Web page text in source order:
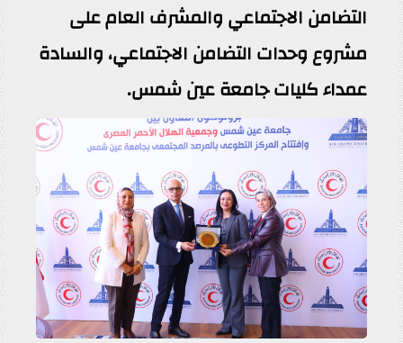
التضامن الاجتماعي والمشرف العام على
مشروع وحدات التضامن الاجتماعي، والسادة
عمداء كليات جامعة عين شمس.